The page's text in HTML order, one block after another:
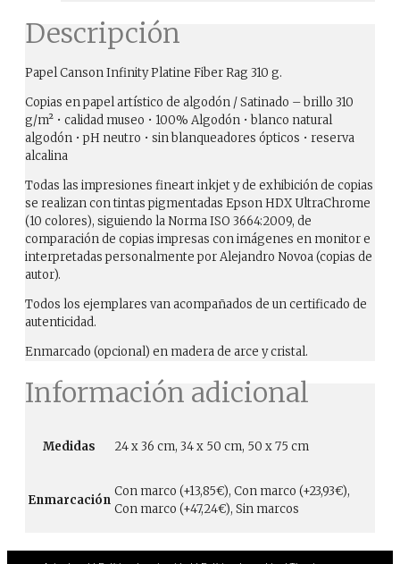
Descripción
Papel Canson Infinity Platine Fiber Rag 310 g.
Copias en papel artístico de algodón / Satinado – brillo 310
g/m² • calidad museo • 100% Algodón • blanco natural
algodón • pH neutro • sin blanqueadores ópticos • reserva
alcalina
Todas las impresiones fineart inkjet y de exhibición de copias
se realizan con tintas pigmentadas Epson HDX UltraChrome
(10 colores), siguiendo la Norma ISO 3664:2009, de
comparación de copias impresas con imágenes en monitor e
interpretadas personalmente por Alejandro Novoa (copias de
autor).
Todos los ejemplares van acompañados de un certificado de
autenticidad.
Enmarcado (opcional) en madera de arce y cristal.
Información adicional
Medidas 24 x 36 cm, 34 x 50 cm, 50 x 75 cm
Enmarcación
Con marco (+13,85€), Con marco (+23,93€),
Con marco (+47,24€), Sin marcos